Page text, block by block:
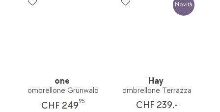
one
ombrellone Grünwald
CHF 24995
Novità
Hay
ombrellone Terrazza
CHF 239.-